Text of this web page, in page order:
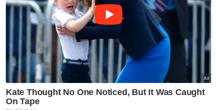
pihak stadium dan pengurusan tiket bagi
memastikan semua data kehadiran adalah
berdasarkan maklumat operasi yang sah.